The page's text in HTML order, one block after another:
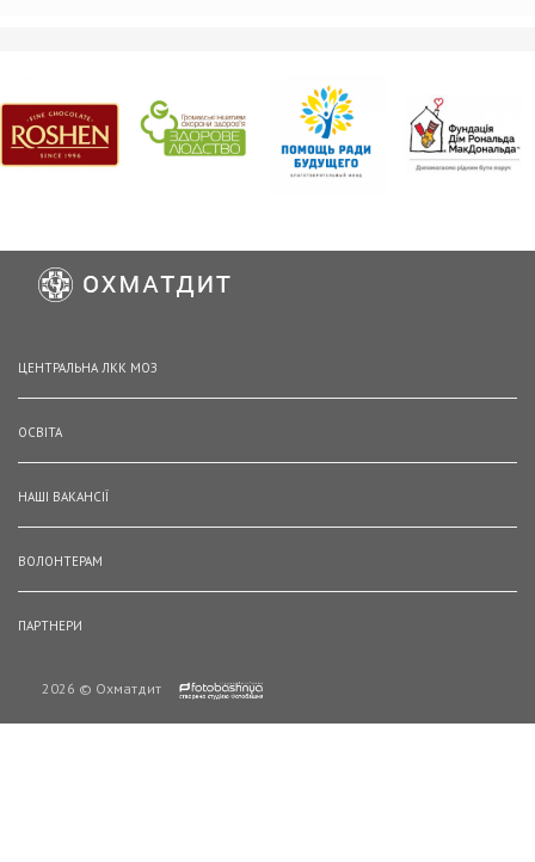
ЦЕНТРАЛЬНА ЛКК МОЗ
ОСВІТА
НАШІ ВАКАНСІЇ
ВОЛОНТЕРАМ
ПАРТНЕРИ
2026 © Охматдит